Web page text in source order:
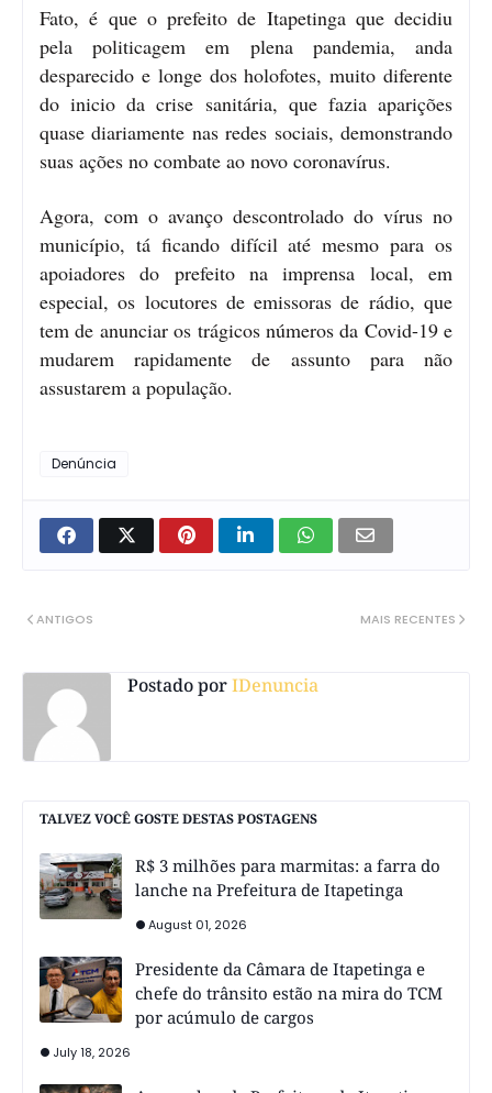
Fato, é que o prefeito de Itapetinga que decidiu
pela politicagem em plena pandemia, anda
desparecido e longe dos holofotes, muito diferente
do inicio da crise sanitária, que fazia aparições
quase diariamente nas redes sociais, demonstrando
suas ações no combate ao novo coronavírus.
Agora, com o avanço descontrolado do vírus no
município, tá ficando difícil até mesmo para os
apoiadores do prefeito na imprensa local, em
especial, os locutores de emissoras de rádio, que
tem de anunciar os trágicos números da Covid-19 e
mudarem rapidamente de assunto para não
assustarem a população.
Denúncia
MAIS RECENTES
ANTIGOS
Postado porIDenuncia
TALVEZ VOCÊ GOSTE DESTAS POSTAGENS
R$ 3 milhões para marmitas: a farra do
lanche na Prefeitura de Itapetinga
August 01, 2026
Presidente da Câmara de Itapetinga e
chefe do trânsito estão na mira do TCM
por acúmulo de cargos
July 18, 2026